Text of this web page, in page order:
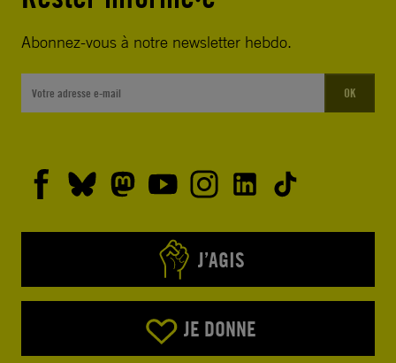
Abonnez-vous à notre newsletter hebdo.
OK
J’AGIS
JE DONNE